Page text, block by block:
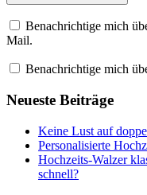
Benachrichtige mich
Mail.
Benachrichtige mich
Neueste Beiträge
Keine Lust auf
Personalisierte
Hochzeits-Walzer
schnell?